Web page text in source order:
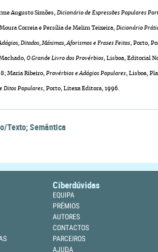
Augusto Simões, Dicionário de Expressões Populares
Correia e Persília de Melim Teixeira, Dicionário
Ditados, Máximas, Aforismos e Frases Feitas, Porto,
O Grande Livro dos Provérbios, Lisboa, Editorial
Maria Ribeiro, Provérbios e Adágios Populares, Lisboa,
Ditos Populares, Porto, Litexa Editora, 1996.
Texto;Semântica
Ciberdúvidas
EQUIPA
PRÉMIOS
AUTORES
CONTACTOS
PARCEIROS
AJUDA